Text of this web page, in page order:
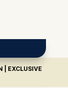
| EXCLUSIVE